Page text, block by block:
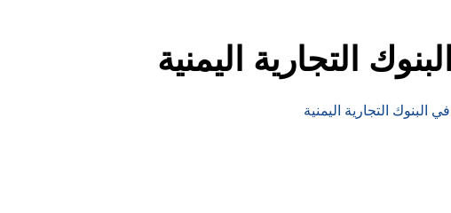
التجارية اليمنية
البنوك التجارية اليمنية